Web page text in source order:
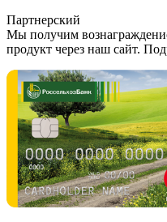
Партнерский
Мы получим
продукт через наш сайт.